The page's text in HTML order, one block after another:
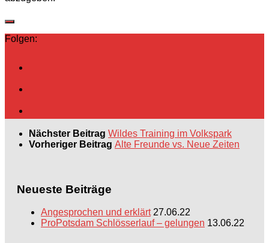
Folgen:
Nächster Beitrag Wildes Training im Volkspark
Vorheriger Beitrag Alte Freunde vs. Neue Zeiten
Neueste Beiträge
Angesprochen und erklärt 27.06.22
ProPotsdam Schlösserlauf – gelungen 13.06.22